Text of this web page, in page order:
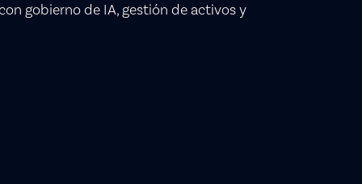
gobierno de IA, gestión de activos y